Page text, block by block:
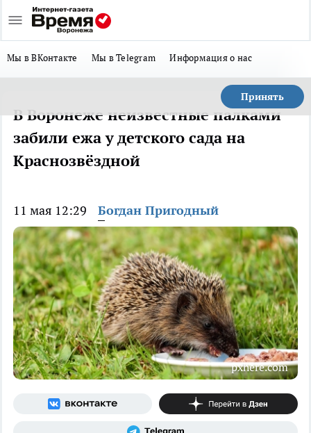
Мы в ВКонтакте Мы в Telegram Информация о нас
Принять
В Воронеже неизвестные палками
забили ежа у детского сада на
Краснозвёздной
11 мая 12:29 Богдан Пригодный
pxhere.com